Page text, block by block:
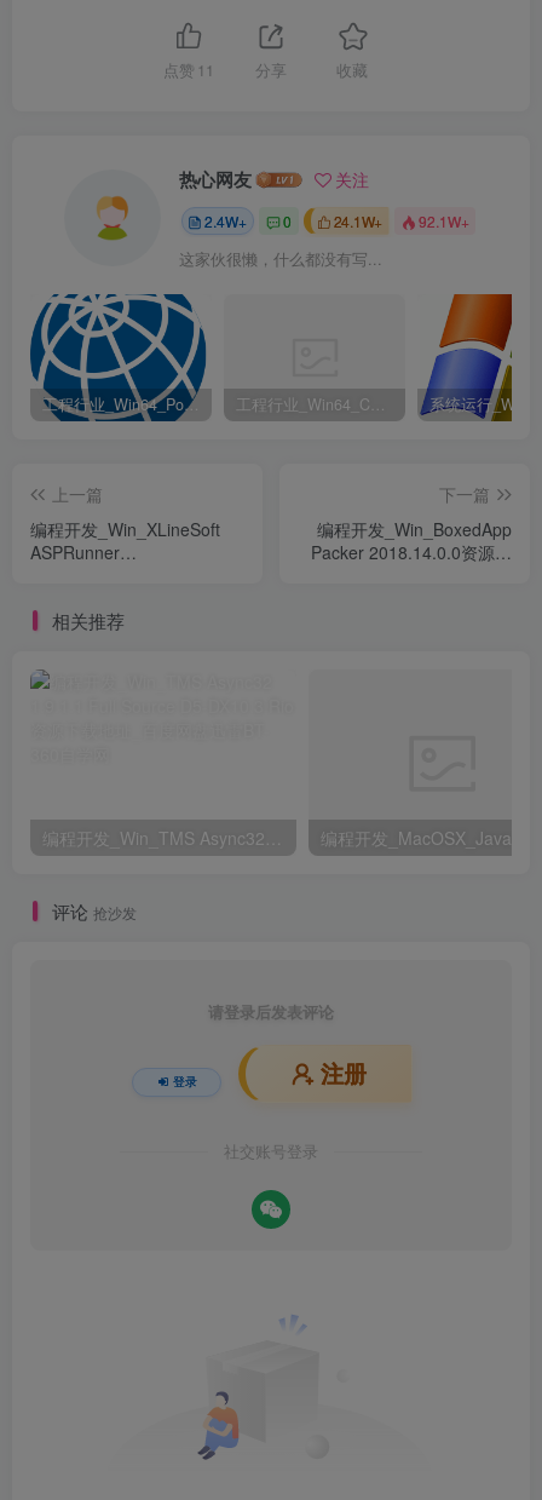
点赞 11 分享 收藏
热心网友 关注
2.4W+ 0 24.1W+ 92.1W+
这家伙很懒，什么都没有写...
工程行业_Win64_PointWise 18.6 R2 x64资源下载地址_百度网盘迅雷BT 工程行业_Win64_Cadence Fidelity Pointwise 2024.1 x64资源下载地址_百度网盘迅雷BT
上一篇
编程开发_Win_XLineSoft
ASPRunner
盘迅雷BT
下一篇
编程开发_Win_BoxedApp
Packer 2018.14.0.0资源下
相关推荐
评论 抢沙发
请登录后发表评论
登录 注册
社交账号登录